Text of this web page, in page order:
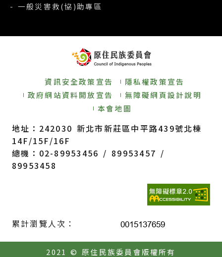
- 一般災害救(協)助專區
資訊安全政策宣告
隱私權政策宣告
政府網站資料開放宣告
無障礙網頁設計說明
本會地圖
地址：242030 新北市新莊區中平路439號北棟
14F/15F/16F
總機：02-89953456 / 89953457 /
89953458
累計瀏覽人次：
2021 © 原住民族委員會版權所有